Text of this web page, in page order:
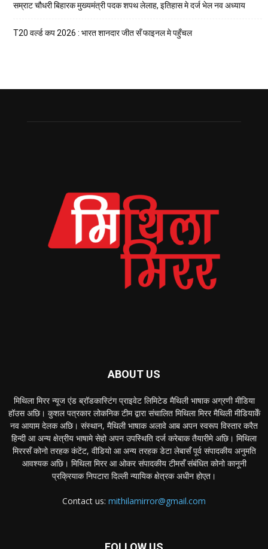
सम्राट चौधरी बिहारक मुख्यमंत्री पदक शपथ लेलाह, इतिहास मे दर्ज भेल नव अध्याय
T20 वर्ल्ड कप 2026 : भारत शानदार जीत सँ फाइनल मे पहुँचल
ABOUT US
मिथिला मिरर न्यूज एंड ब्रॉडकास्टिंग प्राइवेट लिमिटेड मैथिली भाषाक अग्रणी मीडिया
हॉउस अछि। कुशल पत्रकार लोकनिक टीम द्वारा संचालित मिथिला मिरर मैथिली मीडियाकेँ
नव आयाम देलक अछि। संस्थान, मैथिली भाषाक अलावे आब अपन स्वरूप विस्तार करैत
हिन्दी आ अन्य क्षेत्रीय भाषामे सेहो अपन उपस्थिति दर्ज करेबाक तैयारीमे अछि। मिथिला
मिररसँ कोनो तरहक कंटेंट, वीडियो आ अन्य तरहक डेटा लेबासँ पूर्व संपादकीय अनुमति
आवश्यक अछि। मिथिला मिरर आ ओकर संपादकीय टीमसँ संबंधित कोनो कानूनी
प्रक्रियाक निपटारा दिल्ली न्यायिक क्षेत्रक अधीन होएत।
Contact us: mithilamirror@gmail.com